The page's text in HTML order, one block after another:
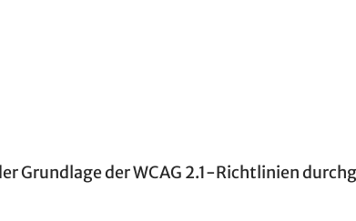
Grundlage der WCAG 2.1-Richtlinien